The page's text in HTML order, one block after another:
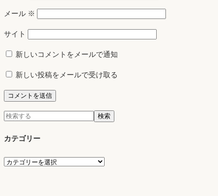
メール ※
サイト
新しいコメントをメールで通知
新しい投稿をメールで受け取る
検
検索
カテゴリー
カ